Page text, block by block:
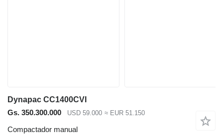
Dynapac CC1400CVI
Gs. 350.300.000
USD 59.000 ≈ EUR 51.150
Compactador manual